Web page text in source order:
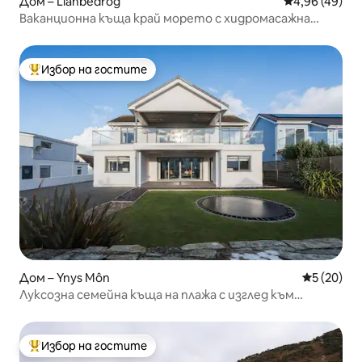
Ваканционна къща край морето с хидромасажна
Най-популярен избор на гостите
Избор на гостите
Дом – Ynys Môn Средна
5 (20)
Луксозна семейна къща на плажа с изглед към
Най-популярен избор на гостите
Избор на гостите